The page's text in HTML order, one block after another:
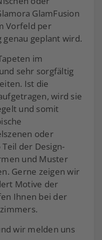
GlamFusion
Vorfeld per
geplant wird.
im
sehr sorgfältig
Ist die
wird sie
und somit
oder
der Design-
und Muster
Gerne zeigen wir
Motive der
Ihnen bei der
wir melden uns